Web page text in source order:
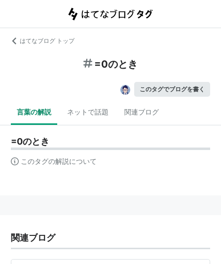
はてなブログ トップ
=0のとき
このタグでブログを書く
言葉の解説 ネットで話題 関連ブログ
=0のとき
このタグの解説について
関連ブログ